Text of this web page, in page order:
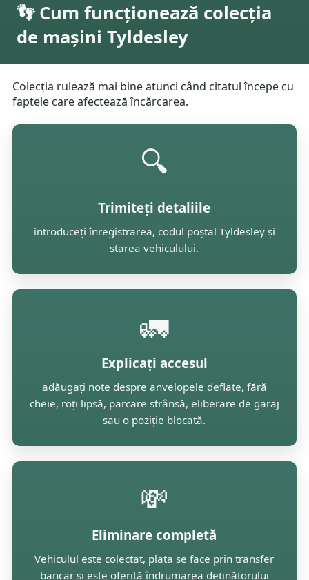
👣 Cum funcționează colecția
de mașini Tyldesley
Colecția rulează mai bine atunci când citatul începe cu
faptele care afectează încărcarea.
🔍
Trimiteți detaliile
introduceți înregistrarea, codul poștal Tyldesley și
starea vehiculului.
🚛
Explicați accesul
adăugați note despre anvelopele deflate, fără
cheie, roți lipsă, parcare strânsă, eliberare de garaj
sau o poziție blocată.
💸
Eliminare completă
Vehiculul este colectat, plata se face prin transfer
bancar și este oferită îndrumarea deținătorului